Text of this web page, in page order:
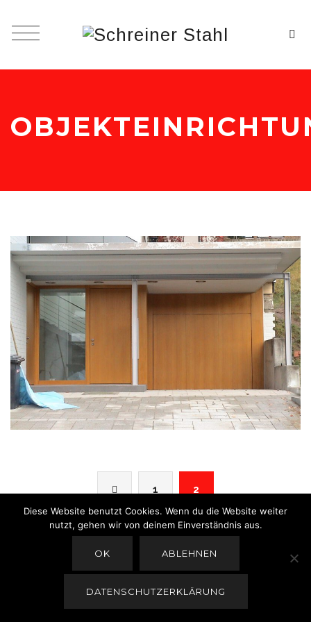
1 2
Copyright © 2025Schreiner Stahl Innenausbau
Datenschutzerklärung Impressum
Diese Website benutzt Cookies. Wenn du die Website weiter
nutzt, gehen wir von deinem Einverständnis aus.
OK ABLEHNEN
DATENSCHUTZERKLÄRUNG